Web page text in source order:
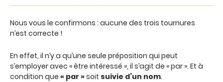
Nous vous le confirmons : aucune des trois tournures
n’est correcte !
En effet, il n’y a qu’une seule préposition qui peut
s’employer avec « être intéressé », il s’agit de « par ». Et à
condition que « par »soit suivie d’un nom.